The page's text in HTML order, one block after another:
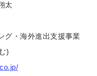
太
グ・海外進出支援事業
)